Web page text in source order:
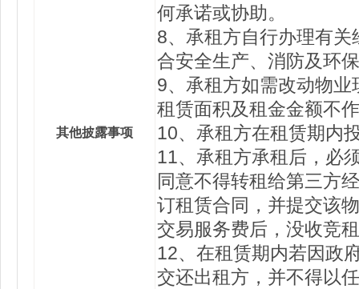
其他披露事项
何承诺或协助。
8、承租方自行办理有
合安全生产、消防及环
9、承租方如需改动物
租赁面积及租金金额不
10、承租方在租赁期内
11、承租方承租后，必
同意不得转租给第三方
订租赁合同，并提交该
交易服务费后，没收竞
12、在租赁期内若因政
交还出租方，并不得以